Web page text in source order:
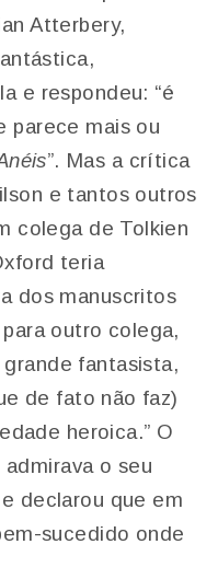
Atterbery,
e respondeu: “é
parece mais ou
”. Mas a crítica
e tantos outros
colega de Tolkien
teria
dos manuscritos
para outro colega,
fantasista,
de fato não faz)
heroica.” O
o seu
declarou que em
sucedido onde